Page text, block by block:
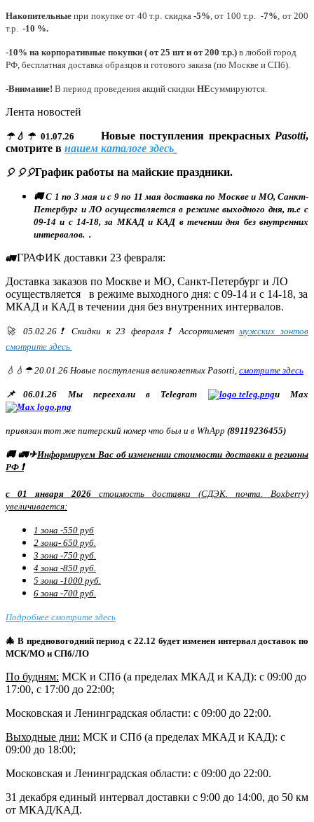
Накопительные при покупке от 40 т.р. скидка -5% , от 100 т.р.-7% , от 200
т.р. -10 %.
-10% на корпоративные покупки ( от 25 шт и от 200 т.р.) в любой город
РФ, бесплатная доставка образцов и готового заказа (по Москве и СПб).
-Внимание! В период проведения акций скидки НЕсуммируются.
Лента новостей
☂💧☂ 01.07.26 Новые поступления прекрасных Pasotti,
смотрите в нашем каталоге здесь
🎈 🎈🎈График работы на майские праздники.
🚚 С 1 по 3 мая и с 9 по 11 мая доставка по Москве и МО, Санкт-
Петербург и ЛО осуществляется в режиме выходного дня, т.е с
09-14 и с 14-18, за МКАД и КАД в течении дня без внутренних
интервалов. .
🚛ГРАФИК доставки 23 февраля:
Доставка заказов по Москве и МО, Санкт-Петербург и ЛО
осуществляется в режиме выходного дня: с 09-14 и с 14-18, за
МКАД и КАД в течении дня без внутренних интервалов.
🚀 05.02.26❗ Скидки к 23 февраля❗ Ассортимент мужских зонтов
смотрите здесь
💧💧☂ 20.01.26 Новые поступления великолепных Pasotti, смотрите здесь
📌06.01.26 Мы переехали в Telegram и Max
привязан тот же питерский номер что был и в WhApp (89119236455)
🚚 🚛✈Информируем Вас об изменении стоимости доставки в регионы
РФ ❗
с 01 января 2026 стоимость доставки (СДЭК. почта. Boxberry)
увеличивается:
1 зона -550 руб
2 зона- 650 руб.
3 зона -750 руб.
4 зона -850 руб.
5 зона -1000 руб.
6 зона -700 руб.
Подробнее смотрите здесь
🎄 В предновогодний период с 22.12 будет изменен интервал доставок по
МСК/МО и СПб/ЛО
По будням: МСК и СПб (а пределах МКАД и КАД): с 09:00 до
17:00, с 17:00 до 22:00;
Московская и Ленинградская области: с 09:00 до 22:00.
Выходные дни: МСК и СПб (а пределах МКАД и КАД): с
09:00 до 18:00;
Московская и Ленинградская области: с 09:00 до 22:00.
31 декабря единый интервал доставки с 9:00 до 14:00, до 50 км
от МКАД/КАД.